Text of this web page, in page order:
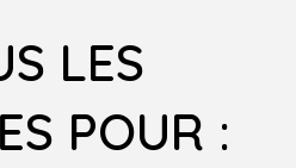
LES
POUR :